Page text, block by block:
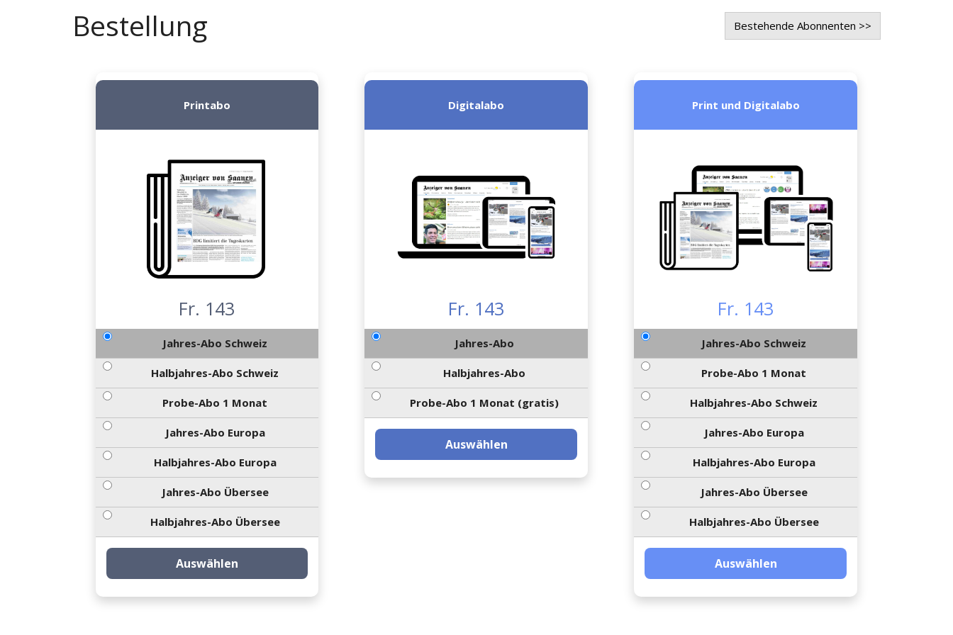
Bestellung Bestehende Abonnenten >>
Printabo
Fr. 143
Jahres-Abo Schweiz
Halbjahres-Abo Schweiz
Probe-Abo 1 Monat
Jahres-Abo Europa
Halbjahres-Abo Europa
Jahres-Abo Übersee
Halbjahres-Abo Übersee
Auswählen
Digitalabo
Fr. 143
Jahres-Abo
Halbjahres-Abo
Probe-Abo 1 Monat (gratis)
Auswählen
Print und Digitalabo
Fr. 143
Jahres-Abo Schweiz
Probe-Abo 1 Monat
Halbjahres-Abo Schweiz
Jahres-Abo Europa
Halbjahres-Abo Europa
Jahres-Abo Übersee
Halbjahres-Abo Übersee
Auswählen